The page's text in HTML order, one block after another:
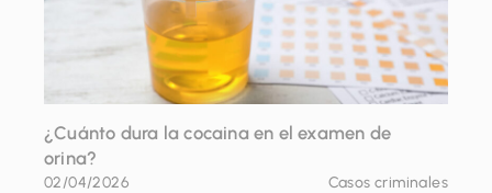
¿Cuánto dura la cocaina en el examen de
orina?
02/04/2026 Casos criminales